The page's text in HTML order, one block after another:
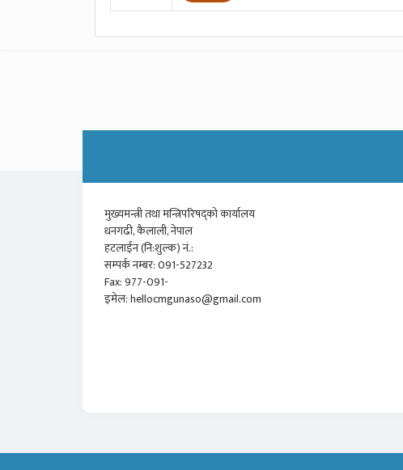
मुख्यमन्त्री तथा मन्त्रिपरिषद्को कार्यालय
धनगढी, कैलाली, नेपाल
हटलाईन (नि:शुल्क) नं.:
सम्पर्क नम्बर: 091-527232
Fax: 977-091-
इमेल: hellocmgunaso@gmail.com